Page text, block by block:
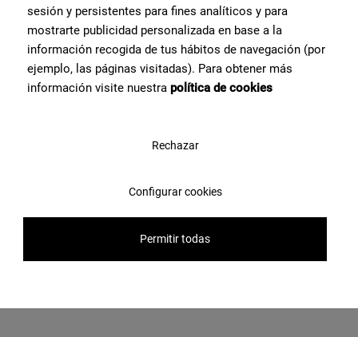
18 NOVEMBRE 2022
Chambres rustiques de charme
sesión y persistentes para fines analíticos y para
mostrarte publicidad personalizada en base a la
información recogida de tus hábitos de navegación (por
ejemplo, las páginas visitadas). Para obtener más
información visite nuestra política de cookies
Rechazar
Configurar cookies
Permitir todas